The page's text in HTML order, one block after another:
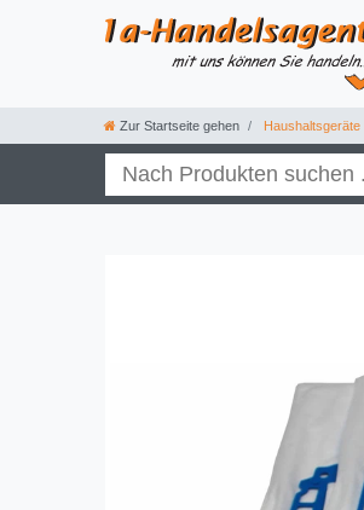
Zur Startseite gehen Haushaltsgeräte